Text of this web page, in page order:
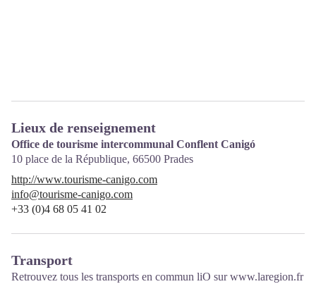
Lieux de renseignement
Office de tourisme intercommunal Conflent Canigó
10 place de la République, 66500 Prades
http://www.tourisme-canigo.com
info@tourisme-canigo.com
+33 (0)4 68 05 41 02
Transport
Retrouvez tous les transports en commun liO surwww.laregion.fr